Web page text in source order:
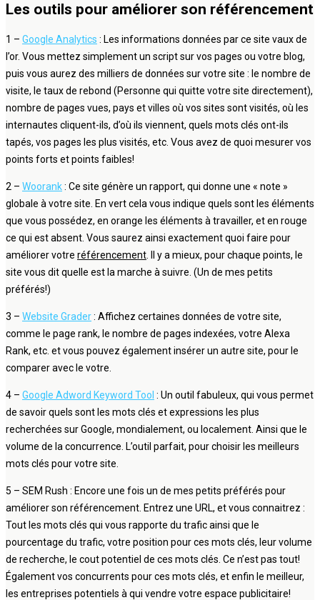
Les outils pour améliorer son référencement
1 – Google Analytics : Les informations données par ce site vaux de
l’or. Vous mettez simplement un script sur vos pages ou votre blog,
puis vous aurez des milliers de données sur votre site : le nombre de
visite, le taux de rebond (Personne qui quitte votre site directement),
nombre de pages vues, pays et villes où vos sites sont visités, où les
internautes cliquent-ils, d’où ils viennent, quels mots clés ont-ils
tapés, vos pages les plus visités, etc. Vous avez de quoi mesurer vos
points forts et points faibles!
2 – Woorank: Ce site génère un rapport, qui donne une « note »
globale à votre site. En vert cela vous indique quels sont les éléments
que vous possédez, en orange les éléments à travailler, et en rouge
ce qui est absent. Vous saurez ainsi exactement quoi faire pour
améliorer votre référencement . Il y a mieux, pour chaque points, le
site vous dit quelle est la marche à suivre. (Un de mes petits
préférés!)
3 – Website Grader: Affichez certaines données de votre site,
comme le page rank, le nombre de pages indexées, votre Alexa
Rank, etc. et vous pouvez également insérer un autre site, pour le
comparer avec le votre.
4 – Google Adword Keyword Tool : Un outil fabuleux, qui vous permet
de savoir quels sont les mots clés et expressions les plus
recherchées sur Google, mondialement, ou localement. Ainsi que le
volume de la concurrence. L’outil parfait, pour choisir les meilleurs
mots clés pour votre site.
5 – SEM Rush : Encore une fois un de mes petits préférés pour
améliorer son référencement. Entrez une URL, et vous connaitrez :
Tout les mots clés qui vous rapporte du trafic ainsi que le
pourcentage du trafic, votre position pour ces mots clés, leur volume
de recherche, le cout potentiel de ces mots clés. Ce n’est pas tout!
Également vos concurrents pour ces mots clés, et enfin le meilleur,
les entreprises potentiels à qui vendre votre espace publicitaire!